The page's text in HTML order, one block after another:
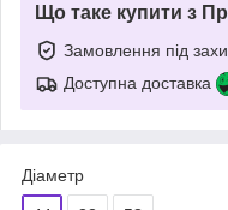
Що таке купити з
Замовлення під
Доступна доставка
Діаметр